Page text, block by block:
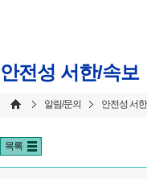
안전성 서한/속보
알림/문의 안전성 서
목록